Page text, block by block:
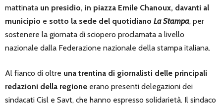
mattinata un presidio, in piazza Emile Chanoux, davanti al
municipio e sotto la sede del quotidiano La Stampa, per
sostenere la giornata di sciopero proclamata a livello
nazionale dalla Federazione nazionale della stampa italiana.
Al fianco di oltre una trentina di giornalisti delle principali
redazioni della regione erano presenti delegazioni dei
sindacati Cisl e Savt, che hanno espresso solidarietà. Il sindaco